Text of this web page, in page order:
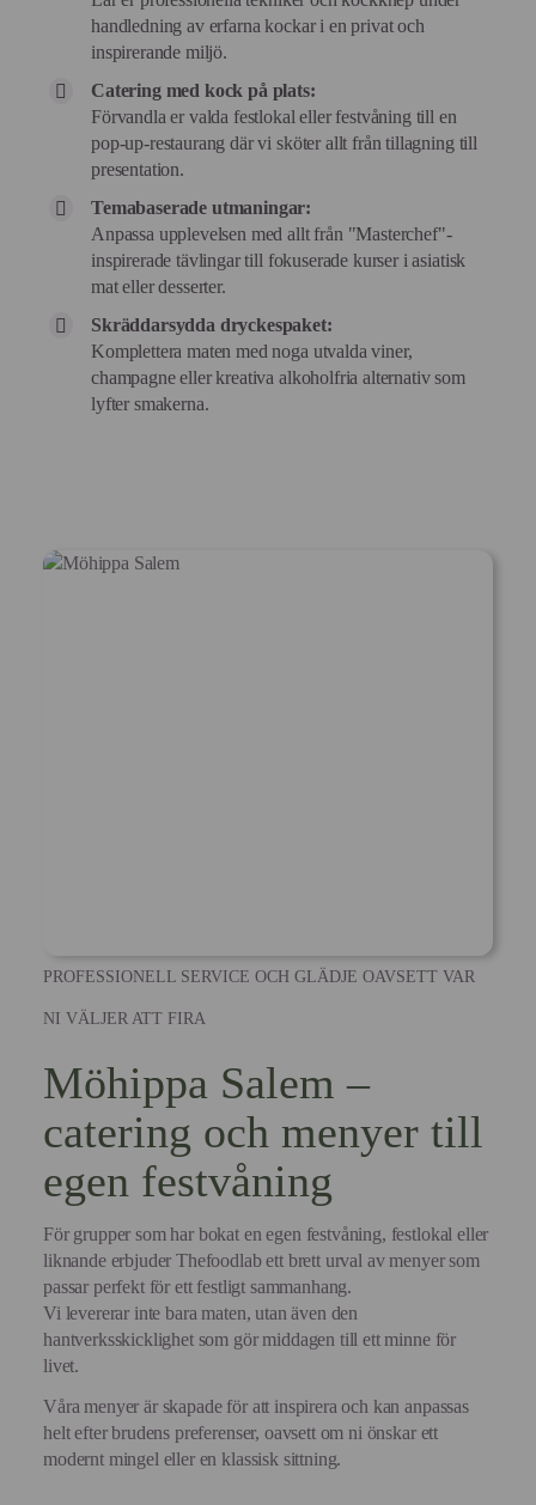
handledning av erfarna kockar i en privat och
inspirerande miljö.
Catering med kock på plats:
Förvandla er valda festlokal eller festvåning till en
pop-up-restaurang där vi sköter allt från tillagning till
presentation.
Temabaserade utmaningar:
Anpassa upplevelsen med allt från "Masterchef"-
inspirerade tävlingar till fokuserade kurser i asiatisk
mat eller desserter.
Skräddarsydda dryckespaket:
Komplettera maten med noga utvalda viner,
champagne eller kreativa alkoholfria alternativ som
lyfter smakerna.
PROFESSIONELL SERVICE OCH GLÄDJE OAVSETT VAR
NI VÄLJER ATT FIRA
Möhippa Salem –
catering och menyer till
egen festvåning
För grupper som har bokat en egen festvåning, festlokal eller
liknande erbjuder Thefoodlab ett brett urval av menyer som
passar perfekt för ett festligt sammanhang.
Vi levererar inte bara maten, utan även den
hantverksskicklighet som gör middagen till ett minne för
livet.
Våra menyer är skapade för att inspirera och kan anpassas
helt efter brudens preferenser, oavsett om ni önskar ett
modernt mingel eller en klassisk sittning.